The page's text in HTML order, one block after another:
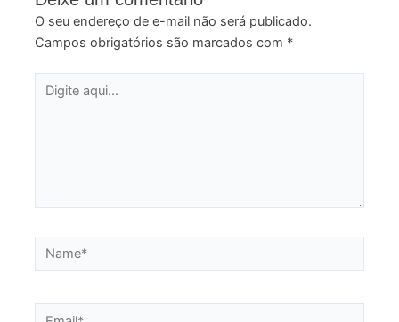
O seu endereço de e-mail não será publicado.
Campos obrigatórios são marcados com *
Digite
Name*
Email*